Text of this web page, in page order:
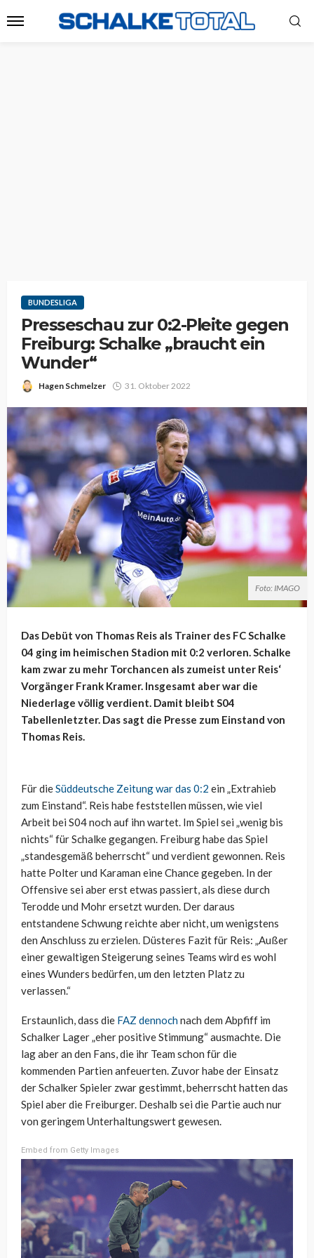
BUNDESLIGA
Presseschau zur 0:2-Pleite gegen
Freiburg: Schalke „braucht ein
Wunder“
Hagen Schmelzer 31. Oktober 2022
Foto: IMAGO
Das Debüt von Thomas Reis als Trainer des FC Schalke
04 ging im heimischen Stadion mit 0:2 verloren. Schalke
kam zwar zu mehr Torchancen als zumeist unter Reis‘
Vorgänger Frank Kramer. Insgesamt aber war die
Niederlage völlig verdient. Damit bleibt S04
Tabellenletzter. Das sagt die Presse zum Einstand von
Thomas Reis.
Für dieSüddeutsche Zeitung war das 0:2 ein „Extrahieb
zum Einstand“. Reis habe feststellen müssen, wie viel
Arbeit bei S04 noch auf ihn wartet. Im Spiel sei „wenig bis
nichts“ für Schalke gegangen. Freiburg habe das Spiel
„standesgemäß beherrscht“ und verdient gewonnen. Reis
hatte Polter und Karaman eine Chance gegeben. In der
Offensive sei aber erst etwas passiert, als diese durch
Terodde und Mohr ersetzt wurden. Der daraus
entstandene Schwung reichte aber nicht, um wenigstens
den Anschluss zu erzielen. Düsteres Fazit für Reis: „Außer
einer gewaltigen Steigerung seines Teams wird es wohl
eines Wunders bedürfen, um den letzten Platz zu
verlassen.“
Erstaunlich, dass die FAZ dennochnach dem Abpfiff im
Schalker Lager „eher positive Stimmung“ ausmachte. Die
lag aber an den Fans, die ihr Team schon für die
kommenden Partien anfeuerten. Zuvor habe der Einsatz
der Schalker Spieler zwar gestimmt, beherrscht hatten das
Spiel aber die Freiburger. Deshalb sei die Partie auch nur
von geringem Unterhaltungswert gewesen.
Embed from Getty Images